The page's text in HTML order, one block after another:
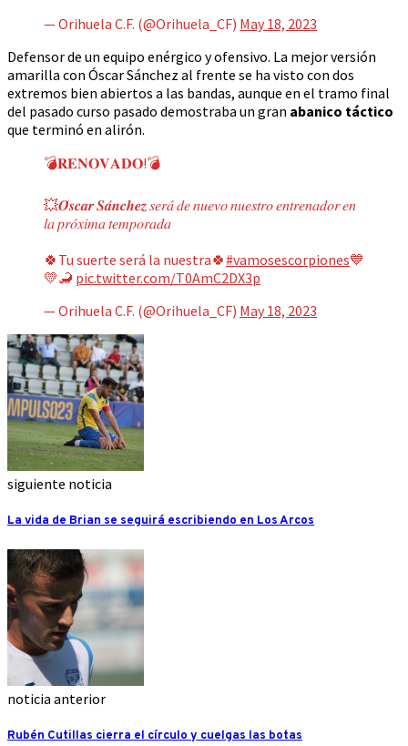
— Orihuela C.F. (@Orihuela_CF) May 18, 2023
Defensor de un equipo enérgico y ofensivo. La mejor versión
amarilla con Óscar Sánchez al frente se ha visto con dos
extremos bien abiertos a las bandas, aunque en el tramo final
del pasado curso pasado demostraba un gran abanico táctico
que terminó en alirón.
💣𝐑𝐄𝐍𝐎𝐕𝐀𝐃𝐎!💣
💥𝑶́𝒔𝒄𝒂𝒓 𝑺𝒂́𝒏𝒄𝒉𝒆𝒛 𝑠𝑒𝑟𝑎́ 𝑑𝑒 𝑛𝑢𝑒𝑣𝑜 𝑛𝑢𝑒𝑠𝑡𝑟𝑜 𝑒𝑛𝑡𝑟𝑒𝑛𝑎𝑑𝑜𝑟 𝑒𝑛
𝑙𝑎 𝑝𝑟𝑜́𝑥𝑖𝑚𝑎 𝑡𝑒𝑚𝑝𝑜𝑟𝑎𝑑𝑎
🍀Tu suerte será la nuestra🍀#vamosescorpiones💙
💛🦂 pic.twitter.com/T0AmC2DX3p
— Orihuela C.F. (@Orihuela_CF) May 18, 2023
siguiente noticia
La vida de Brian se seguirá escribiendo en Los Arcos
noticia anterior
Rubén Cutillas cierra el círculo y cuelgas las botas